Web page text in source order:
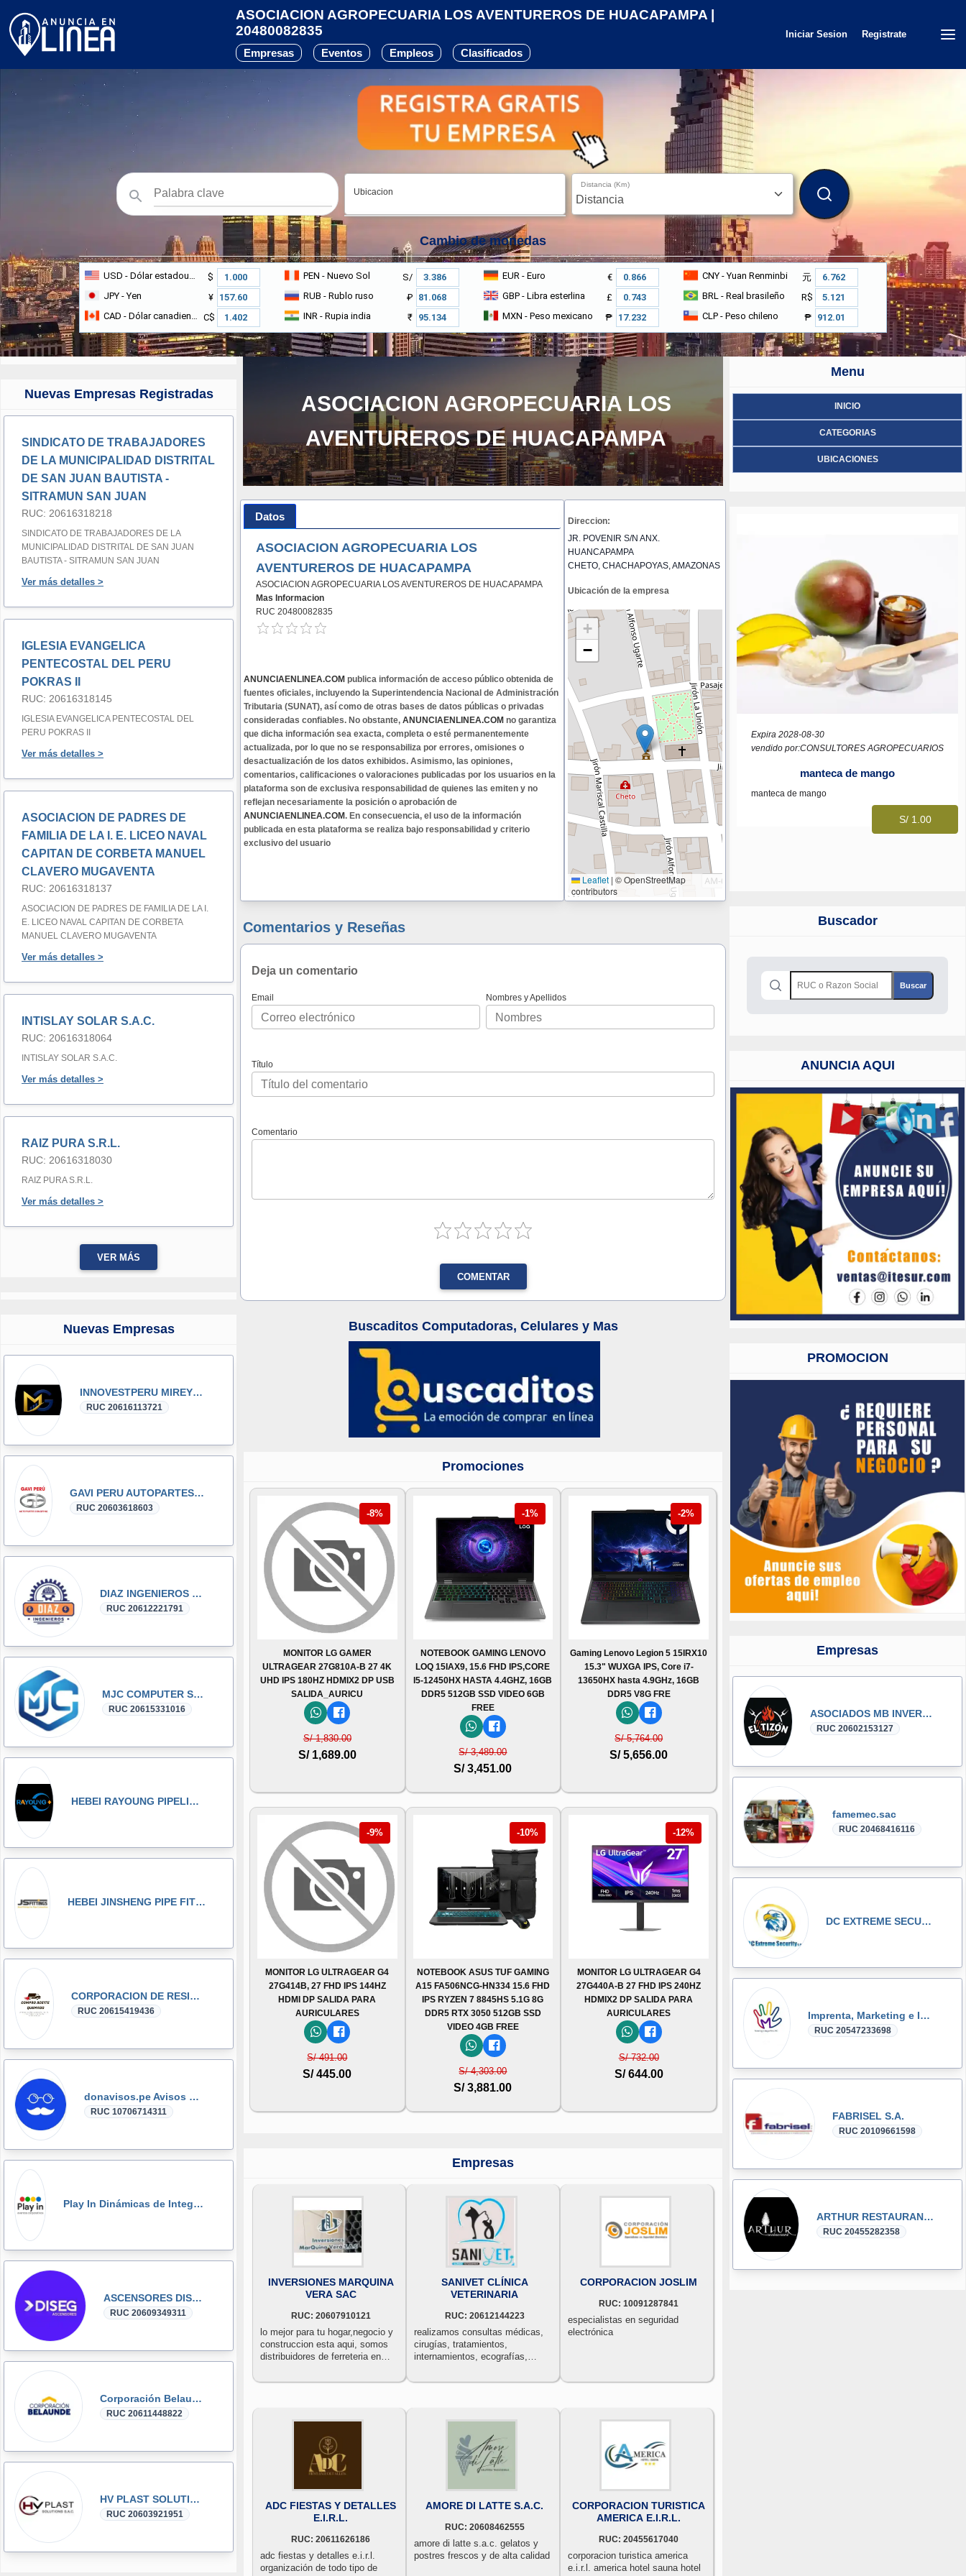
ASOCIACION AGROPECUARIA LOS AVENTUREROS DE HUACAPAMPA |
20480082835
Empresas Eventos Empleos Clasificados
Iniciar Sesion Registrate
Ubicacion
Distancia (Km)
BUSCAR
Cambio de monedas
USD - Dólar estadounidense $ PEN - Nuevo Sol S/ EUR - Euro € CNY- Yuan Renminbi
元
JPY - Yen ¥ RUB - Rublo ruso ₽ GBP - Libra esterlina £ BRL - Real brasileño
R$
CAD - Dólar canadiense C$ INR - Rupia india ₹ MXN - Peso mexicano ₱ CLP- Peso chileno ₱
Nuevas Empresas Registradas
SINDICATO DE TRABAJADORES
DE LA MUNICIPALIDAD DISTRITAL
DE SAN JUAN BAUTISTA -
SITRAMUN SAN JUAN
RUC: 20616318218
SINDICATO DE TRABAJADORES DE LA
MUNICIPALIDAD DISTRITAL DE SAN JUAN
BAUTISTA - SITRAMUN SAN JUAN
Ver más detalles >
IGLESIA EVANGELICA
PENTECOSTAL DEL PERU
POKRAS II
RUC: 20616318145
IGLESIA EVANGELICA PENTECOSTAL DEL
PERU POKRAS II
Ver más detalles >
ASOCIACION DE PADRES DE
FAMILIA DE LA I. E. LICEO NAVAL
CAPITAN DE CORBETA MANUEL
CLAVERO MUGAVENTA
RUC: 20616318137
ASOCIACION DE PADRES DE FAMILIA DE LA I.
E. LICEO NAVAL CAPITAN DE CORBETA
MANUEL CLAVERO MUGAVENTA
Ver más detalles >
INTISLAY SOLAR S.A.C.
RUC: 20616318064
INTISLAY SOLAR S.A.C.
Ver más detalles >
RAIZ PURA S.R.L.
RUC: 20616318030
RAIZ PURA S.R.L.
Ver más detalles >
VER MÁS
Nuevas Empresas
INNOVESTPERU MIREYKA GROUP SAC
RUC 20616113721
GAVI PERU AUTOPARTES DONGFENG y DFSK GLORY
RUC 20603618603
DIAZ INGENIEROS SRL
RUC 20612221791
MJC COMPUTER SAC
RUC 20615331016
HEBEI RAYOUNG PIPELINE TECHNOLOGY CO., LTD
HEBEI JINSHENG PIPE FITTING MANUFACTURING CO., LT
CORPORACION DE RESIDUOS SEGOVIA.PERU SAC
RUC 20615419436
donavisos.pe Avisos Clasificados
RUC 10706714311
Play In Dinámicas de Integración, Gymkanas, Eventos Corporativos
ASCENSORES DISEG
RUC 20609349311
Corporación Belaunde
RUC 20611448822
HV PLAST SOLUTIONS
RUC 20603921951
ASOCIACION AGROPECUARIA LOS
AVENTUREROS DE HUACAPAMPA
Datos
ASOCIACION AGROPECUARIA LOS
AVENTUREROS DE HUACAPAMPA
ASOCIACION AGROPECUARIA LOS AVENTUREROS DE HUACAPAMPA
Mas Informacion
RUC 20480082835
ANUNCIAENLINEA.COM publica información de acceso público obtenida de
fuentes oficiales, incluyendo la Superintendencia Nacional de Administración
Tributaria (SUNAT), así como de otras bases de datos públicas o privadas
consideradas confiables. No obstante, ANUNCIAENLINEA.COM no garantiza
que dicha información sea exacta, completa o esté permanentemente
actualizada, por lo que no se responsabiliza por errores, omisiones o
desactualización de los datos exhibidos. Asimismo, las opiniones,
comentarios, calificaciones o valoraciones publicadas por los usuarios en la
plataforma son de exclusiva responsabilidad de quienes las emiten y no
reflejan necesariamente la posición o aprobación de
ANUNCIAENLINEA.COM. En consecuencia, el uso de la información
publicada en esta plataforma se realiza bajo responsabilidad y criterio
exclusivo del usuario
Direccion:
JR. POVENIR S/N ANX.
HUANCAPAMPA
CHETO, CHACHAPOYAS, AMAZONAS
Ubicación de la empresa
+
−
Leaflet | © OpenStreetMap
contributors
Comentarios y Reseñas
Deja un comentario
Email Nombres y Apellidos
Título
Comentario
COMENTAR
Buscaditos Computadoras, Celulares y Mas
Promociones
-8%
MONITOR LG GAMER
ULTRAGEAR 27G810A-B 27 4K
UHD IPS 180HZ HDMIX2 DP USB
SALIDA_AURICU
S/ 1,830.00
S/ 1,689.00
-1%
NOTEBOOK GAMING LENOVO
LOQ 15IAX9, 15.6 FHD IPS,CORE
I5-12450HX HASTA 4.4GHZ, 16GB
DDR5 512GB SSD VIDEO 6GB
FREE
S/ 3,489.00
S/ 3,451.00
-2%
Gaming Lenovo Legion 5 15IRX10
15.3" WUXGA IPS, Core i7-
13650HX hasta 4.9GHz, 16GB
DDR5 V8G FRE
S/ 5,764.00
S/ 5,656.00
-9%
MONITOR LG ULTRAGEAR G4
27G414B, 27 FHD IPS 144HZ
HDMI DP SALIDA PARA
AURICULARES
S/ 491.00
S/ 445.00
-10%
NOTEBOOK ASUS TUF GAMING
A15 FA506NCG-HN334 15.6 FHD
IPS RYZEN 7 8845HS 5.1G 8G
DDR5 RTX 3050 512GB SSD
VIDEO 4GB FREE
S/ 4,303.00
S/ 3,881.00
-12%
MONITOR LG ULTRAGEAR G4
27G440A-B 27 FHD IPS 240HZ
HDMIX2 DP SALIDA PARA
AURICULARES
S/ 732.00
S/ 644.00
Empresas
INVERSIONES MARQUINA
VERA SAC
RUC: 20607910121
lo mejor para tu hogar,negocio y
construccion esta aqui, somos
distribuidores de ferreteria en
construcción,tuberias y
uf,f.galvanizado sch-40, sch-80,
SANIVET CLÍNICA
VETERINARIA
RUC: 20612144223
realizamos consultas médicas,
cirugías, tratamientos,
internamientos, ecografías,
laboratorio clínico, certificados
CORPORACION JOSLIM
RUC: 10091287841
especialistas en seguridad
electrónica
ADC FIESTAS Y DETALLES
E.I.R.L.
RUC: 20611626186
adc fiestas y detalles e.i.r.l.
organización de todo tipo de
AMORE DI LATTE S.A.C.
RUC: 20608462555
amore di latte s.a.c. gelatos y
postres frescos y de alta calidad
CORPORACION TURISTICA
AMERICA E.I.R.L.
RUC: 20455617040
corporacion turistica america
e.i.r.l. america hotel sauna hotel
Menu
INICIO
CATEGORIAS
UBICACIONES
Expira 2028-08-30
vendido por:CONSULTORES AGROPECUARIOS
manteca de mango
manteca de mango
S/ 1.00
Buscador
ANUNCIA AQUI
PROMOCION
Empresas
ASOCIADOS MB INVERSIONES S.A.C.
RUC 20602153127
famemec.sac
RUC 20468416116
DC EXTREME SECURITY
Imprenta, Marketing e Imagen Perú SAC
RUC 20547233698
FABRISEL S.A.
RUC 20109661598
ARTHUR RESTAURANT E.I.R.L.
RUC 20455282358